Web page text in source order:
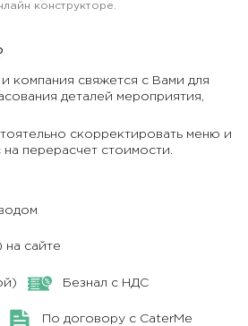
конструкторе.
и компания свяжется с Вами для
деталей мероприятия,
скорректировать меню и
на перерасчет стоимости.
на сайте
Безнал с НДС
По договору с CaterMe